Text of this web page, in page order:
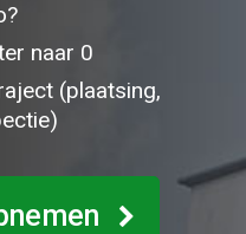
naar 0
(plaatsing,